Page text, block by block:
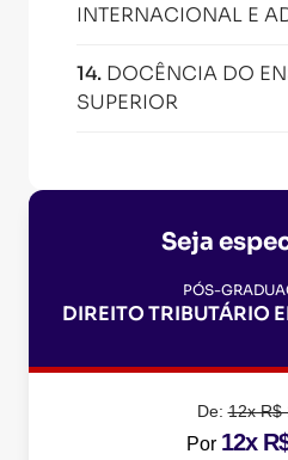
INTERNACIONAL E
14. DOCÊNCIA DO
SUPERIOR
Seja
PÓS-
DIREITO TRIBUTÁRIO
De:12x R$
Por 12x